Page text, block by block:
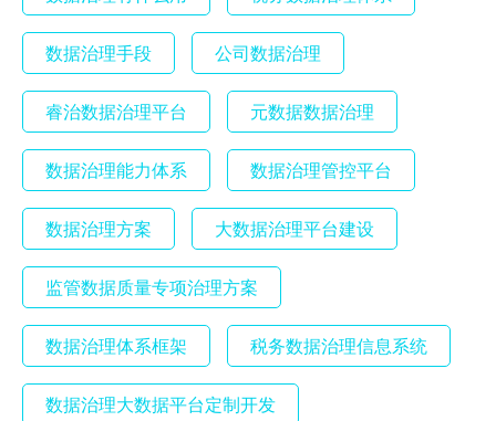
数据治理手段 公司数据治理
睿治数据治理平台 元数据数据治理
数据治理能力体系 数据治理管控平台
数据治理方案 大数据治理平台建设
监管数据质量专项治理方案
数据治理体系框架 税务数据治理信息系统
数据治理大数据平台定制开发